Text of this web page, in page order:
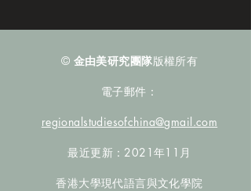
© 金由美研究團隊版權所有
電子郵件：
regionalstudiesofchina@gmail.com
最近更新：2021年11月
香港大學現代語言與文化學院